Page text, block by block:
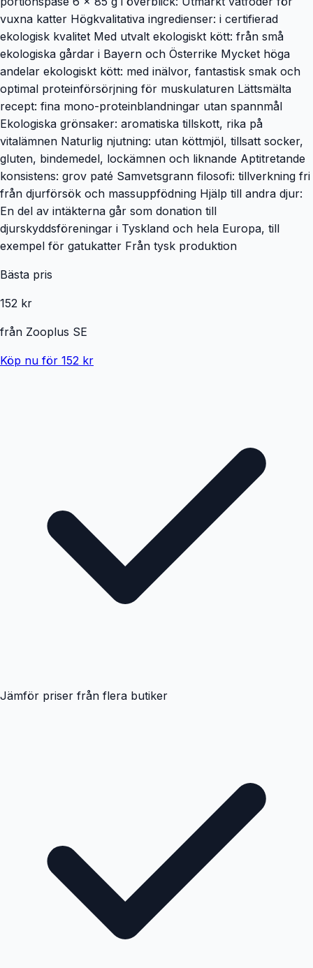
vuxna katter Högkvalitativa ingredienser: i certifierad
ekologisk kvalitet Med utvalt ekologiskt kött: från små
ekologiska gårdar i Bayern och Österrike Mycket höga
andelar ekologiskt kött: med inälvor, fantastisk smak och
optimal proteinförsörjning för muskulaturen Lättsmälta
recept: fina mono-proteinblandningar utan spannmål
Ekologiska grönsaker: aromatiska tillskott, rika på
vitalämnen Naturlig njutning: utan köttmjöl, tillsatt socker,
gluten, bindemedel, lockämnen och liknande Aptitretande
konsistens: grov paté Samvetsgrann filosofi: tillverkning fri
från djurförsök och massuppfödning Hjälp till andra djur:
En del av intäkterna går som donation till
djurskyddsföreningar i Tyskland och hela Europa, till
exempel för gatukatter Från tysk produktion
Bästa pris
152 kr
från Zooplus SE
Köp nu för 152 kr
Jämför priser från flera butiker